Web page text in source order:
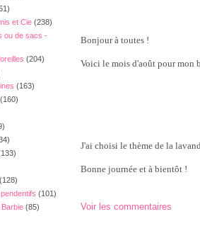
et Cie (238)
ou de sacs -
(204)
(163)
(160)
(128)
(101)
(85)
Bonjour à toutes !
Voici le mois d'août pour mon
J'ai choisi le thème de la
Bonne journée et à bientôt !
Voir les commentaires